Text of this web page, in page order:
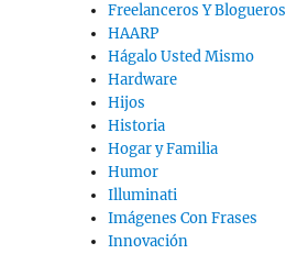
Freelanceros Y Blogueros
HAARP
Hágalo Usted Mismo
Hardware
Hijos
Historia
Hogar y Familia
Humor
Illuminati
Imágenes Con Frases
Innovación